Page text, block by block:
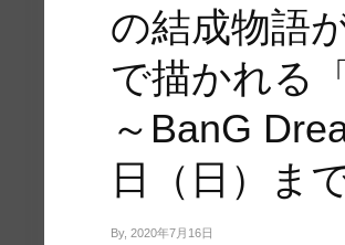
の結成物語
で描かれる
～BanG
日（日）ま
By, 2020年7月16日